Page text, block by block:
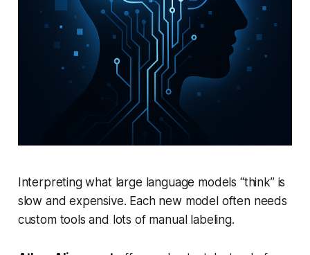
Interpreting what large language models “think” is
slow and expensive. Each new model often needs
custom tools and lots of manual labeling.